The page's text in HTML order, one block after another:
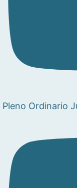
Pleno Ordinario